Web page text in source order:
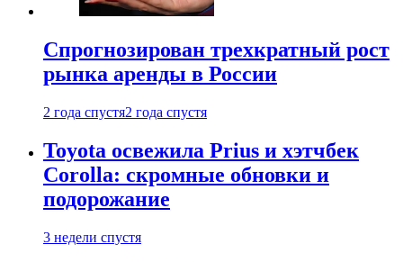
Спрогнозирован трехкратный рост
рынка аренды в России
2 года спустя2 года спустя
Toyota освежила Prius и хэтчбек
Corolla: скромные обновки и
подорожание
3 недели спустя